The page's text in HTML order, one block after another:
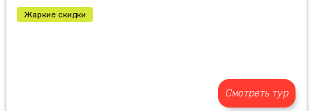
Жаркие скидки
Смотреть тур